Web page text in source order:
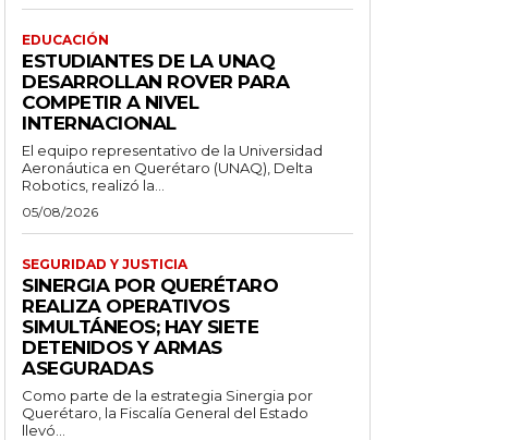
EDUCACIÓN
ESTUDIANTES DE LA UNAQ
DESARROLLAN ROVER PARA
COMPETIR A NIVEL
INTERNACIONAL
El equipo representativo de la Universidad
Aeronáutica en Querétaro (UNAQ), Delta
Robotics, realizó la...
05/08/2026
SEGURIDAD Y JUSTICIA
SINERGIA POR QUERÉTARO
REALIZA OPERATIVOS
SIMULTÁNEOS; HAY SIETE
DETENIDOS Y ARMAS
ASEGURADAS
Como parte de la estrategia Sinergia por
Querétaro, la Fiscalía General del Estado
llevó...